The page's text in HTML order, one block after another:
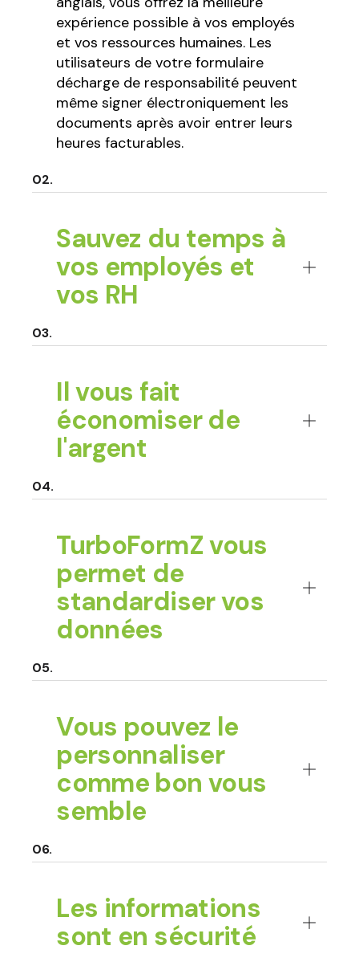
expérience possible à vos employés
et vos ressources humaines. Les
utilisateurs de votre formulaire
décharge de responsabilité peuvent
même signer électroniquement les
documents après avoir entrer leurs
heures facturables.
Sauvez du temps à
vos employés et
vos RH
Il vous fait
économiser de
l'argent
TurboFormZ vous
permet de
standardiser vos
données
Vous pouvez le
personnaliser
comme bon vous
semble
Les informations
sont en sécurité